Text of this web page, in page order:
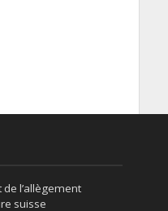
de l’allègement
suisse